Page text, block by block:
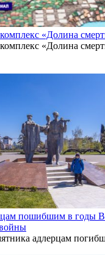
«Долина
«Долина
пошибшим в годы
адлерцам